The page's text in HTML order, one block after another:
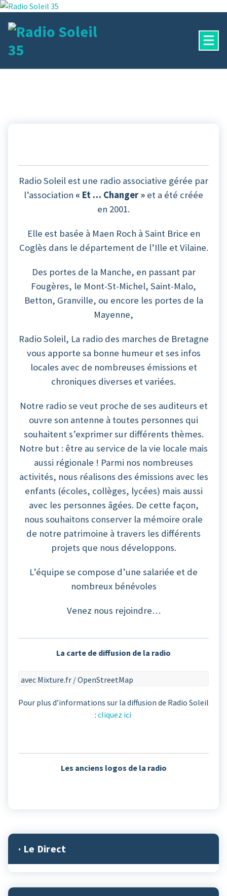
Aller
contenu
Radio Soleil est une radio associative gérée par
l’association « Et … Changer » et a été créée
en 2001.
Elle est basée à Maen Roch à Saint Brice en
Coglès dans le département de l’Ille et Vilaine.
Des portes de la Manche, en passant par
Fougères, le Mont-St-Michel, Saint-Malo,
Betton, Granville, ou encore les portes de la
Mayenne,
Radio Soleil, La radio des marches de Bretagne
vous apporte sa bonne humeur et ses infos
locales avec de nombreuses émissions et
chroniques diverses et variées.
Notre radio se veut proche de ses auditeurs et
ouvre son antenne à toutes personnes qui
souhaitent s’exprimer sur différents thèmes.
Notre but : être au service de la vie locale mais
aussi régionale ! Parmi nos nombreuses
activités, nous réalisons des émissions avec les
enfants (écoles, collèges, lycées) mais aussi
avec les personnes âgées. De cette façon,
nous souhaitons conserver la mémoire orale
de notre patrimoine à travers les différents
projets que nous développons.
L’équipe se compose d’une salariée et de
nombreux bénévoles
Venez nous rejoindre…
La carte de diffusion de la radio
avec Mixture.fr / OpenStreetMap
Pour plus d’informations sur la diffusion de Radio Soleil
: cliquez ici
Les anciens logos de la radio
· Le Direct